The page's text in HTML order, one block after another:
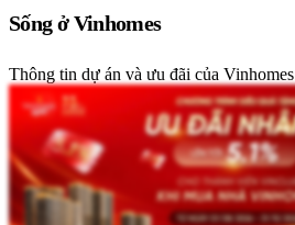
Sống ở Vinhomes
Thông tin dự án và ưu đãi của Vinhomes